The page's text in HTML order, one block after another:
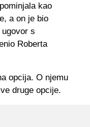
kao
a on je bio
s
Roberta
opcija. O njemu
druge opcije.